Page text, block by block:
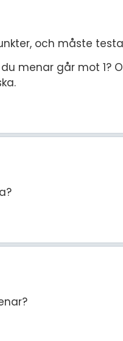
och måste
menar går mot 1?